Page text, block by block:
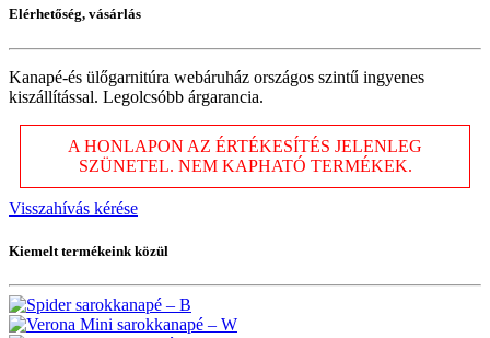
Elérhetőség, vásárlás
Kanapé-és ülőgarnitúra webáruház országos szintű ingyenes
kiszállítással. Legolcsóbb árgarancia.
A HONLAPON AZ ÉRTÉKESÍTÉS JELENLEG
SZÜNETEL. NEM KAPHATÓ TERMÉKEK.
Visszahívás kérése
Kiemelt termékeink közül